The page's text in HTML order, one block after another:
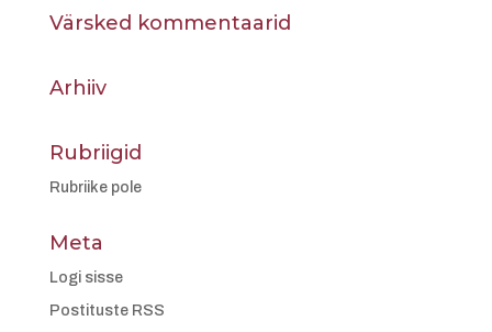
Värsked kommentaarid
Arhiiv
Rubriigid
Rubriike pole
Meta
Logi sisse
Postituste RSS